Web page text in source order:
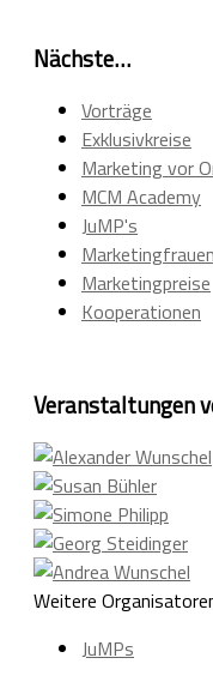
Nächste…
Vorträge
Exklusivkreise
Marketing vor
MCM Academy
JuMP's
Marketingfrauen
Marketingpreise
Kooperationen
Veranstaltungen
Weitere
JuMPs